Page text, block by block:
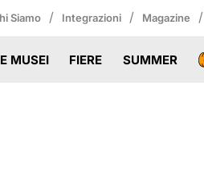
Siamo / Integrazioni / Magazine /
MUSEI FIERE SUMMER